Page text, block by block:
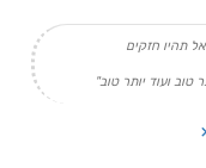
תהיו חזקים
טוב ועוד יותר טוב"